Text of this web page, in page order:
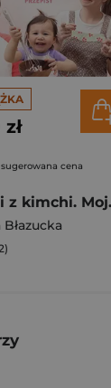
cena
Pierogi z